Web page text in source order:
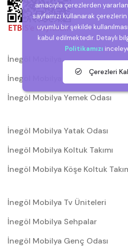
İnegöl Mobilya
İnegöl Mobilya Düğün Paketleri
İnegöl Mobilya Yemek Odası
İnegöl Mobilya Yatak Odası
İnegöl Mobilya Koltuk Takımı
İnegöl Mobilya Köşe Koltuk
İnegöl Mobilya Tv Üniteleri
İnegöl Mobilya Sehpalar
İnegöl Mobilya Genç Odası
amacıyla çerezlerden
sayfamızı kullanarak
uyumlu bir şekilde
kabul edilmektedir. Detaylı
Politikamızı
Çerezleri